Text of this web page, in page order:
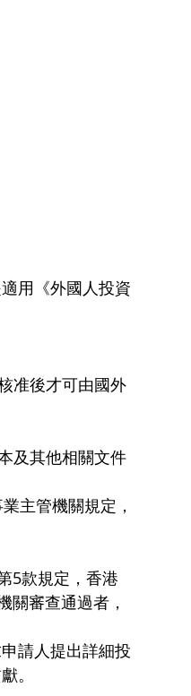
用《外國人投資
5款規定，香港
關審查通過者，
請人提出詳細投
。